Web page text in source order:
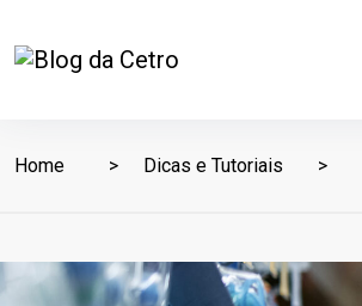
Home Dicas e Tutoriais